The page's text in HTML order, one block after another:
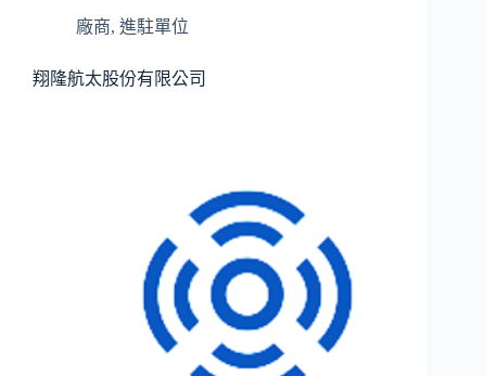
廠商, 進駐單位
翔隆航太股份有限公司